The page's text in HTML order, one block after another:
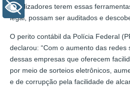
fiscalizadores terem essas
legal, possam ser auditados e
O perito contábil da Polícia Federal
declarou: “Com o aumento das redes
dessas empresas que oferecem
por meio de sorteios eletrônicos,
e de corrupção pela facilidade de
+ Acessibilidade